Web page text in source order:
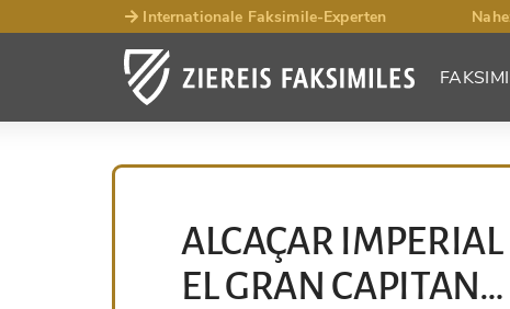
Internationale Faksimile-Experten
ALCAÇAR
EL GRAN CAPITAN…